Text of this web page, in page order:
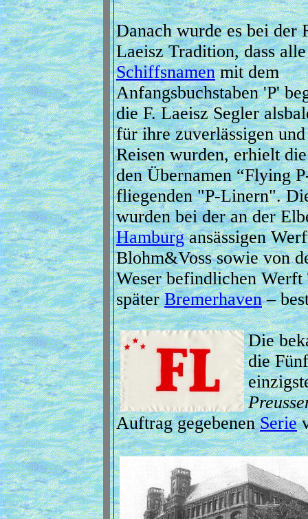
Danach wurde es bei der
Laeisz Tradition, dass alle
Schiffsnamenmit dem
Anfangsbuchstaben 'P'
die F. Laeisz Segler
für ihre zuverlässigen
Reisen wurden, erhielt
den Übernamen “Flying
fliegenden "P-Linern".
wurden bei der an der
Hamburgansässigen
Blohm&Voss sowie von
Weser befindlichen Werft
späterBremerhaven–
Die
die
Auftrag gegebenenSerie